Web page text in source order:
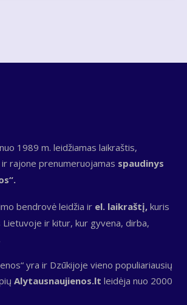
1989 m. leidžiamas laikraštis,
rajone prenumeruojamas spaudinys
bendrovė leidžia ir el. laikraštį, kuris
ir kitur, kur gyvena, dirba,
yra ir Dzūkijoje vieno populiariausių
Alytausnaujienos.lt leidėja nuo 2000